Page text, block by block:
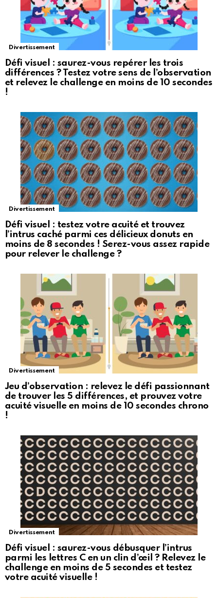
Divertissement
Défi visuel : saurez-vous repérer les trois
différences ? Testez votre sens de l’observation
et relevez le challenge en moins de 10 secondes
!
Divertissement
Défi visuel : testez votre acuité et trouvez
l’intrus caché parmi ces délicieux donuts en
moins de 8 secondes ! Serez-vous assez rapide
pour relever le challenge ?
Divertissement
Jeu d’observation : relevez le défi passionnant
de trouver les 5 différences, et prouvez votre
acuité visuelle en moins de 10 secondes chrono
!
Divertissement
Défi visuel : saurez-vous débusquer l’intrus
parmi les lettres C en un clin d’œil ? Relevez le
challenge en moins de 5 secondes et testez
votre acuité visuelle !